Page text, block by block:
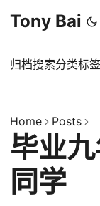
Tony Bai
归档搜索分类标签
Home Posts
毕业
同学